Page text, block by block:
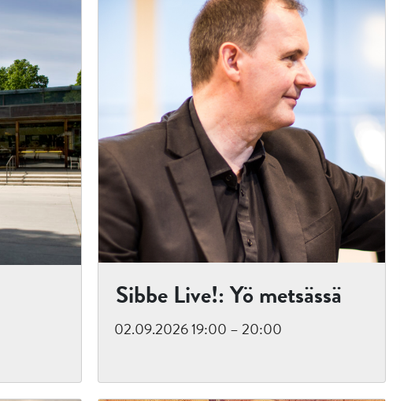
Sibbe Live!: Yö metsässä
02.09.2026 19:00 – 20:00